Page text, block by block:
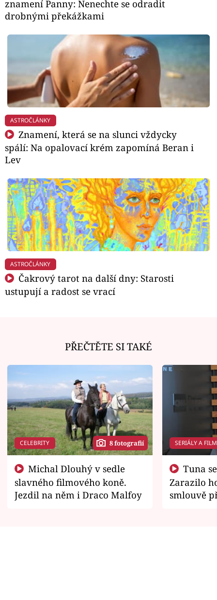
znamení Panny: Nenechte se odradit
drobnými překážkami
ASTROČLÁNKY
Znamení, která se na slunci vždycky
spálí: Na opalovací krém zapomíná Beran i
Lev
ASTROČLÁNKY
Čakrový tarot na další dny: Starosti
ustupují a radost se vrací
PŘEČTĚTE SI TAKÉ
CELEBRITY 8 fotografií
slavného filmového koně.
Jezdil na něm i Draco Malfoy
SERIÁLY A
Zarazilo
smlouvě